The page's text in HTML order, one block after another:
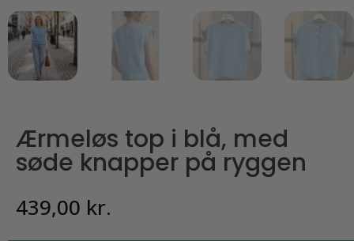
Ærmeløs top i blå, med
søde knapper på ryggen
439,00 kr.